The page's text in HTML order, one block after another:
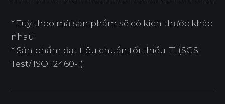
* Tuỳ theo mã sản phẩm sẽ có kích thước khác
nhau.
* Sản phẩm đạt tiêu chuẩn tối thiểu E1 (SGS
Test/ ISO 12460-1).